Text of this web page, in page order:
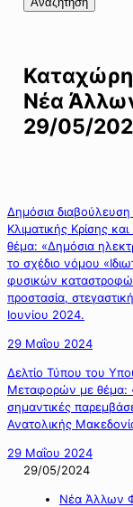
Νέα
29/05/
Δημόσια
Κλιματικής Κρίσης
θέμα: «Δημόσια
το σχέδιο νόμου
φυσικών
προστασία,
Ιουνίου 2024.
29 Μαΐου 2024
Δελτίο Τύπου του
Μεταφορών με θέμα:
σημαντικές
Ανατολικής
29 Μαΐου 2024
29/05/2024
Νέα Άλλων